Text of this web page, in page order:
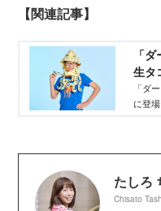
【関連記事】
「
生タ
「ダ
に登
たしろ
Chisato